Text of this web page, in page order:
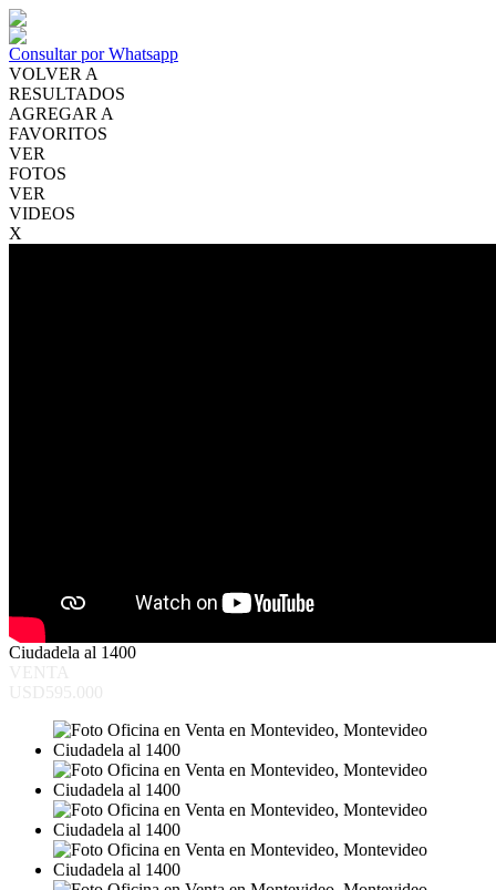
Consultar por Whatsapp
VOLVER A
RESULTADOS
AGREGAR A
FAVORITOS
VER
FOTOS
VER
VIDEOS
X
Ciudadela al 1400